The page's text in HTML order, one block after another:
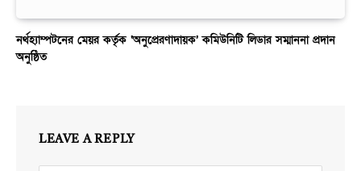
নর্থহ্যাম্পটনের মেয়র কর্তৃক ‘অনুপ্রেরণাদায়ক’ কমিউনিটি লিডার সম্মাননা প্রদান
অনুষ্ঠিত
LEAVE A REPLY